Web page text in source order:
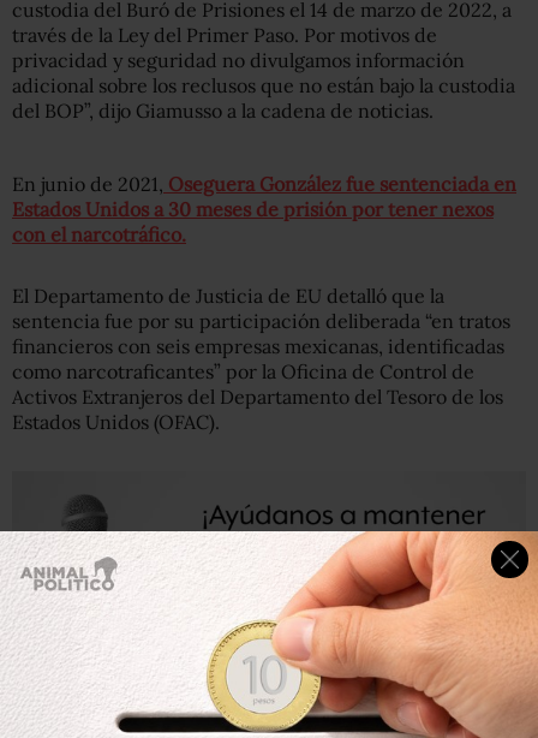
custodia del Buró de Prisiones el 14 de marzo de 2022, a
través de la Ley del Primer Paso. Por motivos de
privacidad y seguridad no divulgamos información
adicional sobre los reclusos que no están bajo la custodia
del BOP”, dijo Giamusso a la cadena de noticias.
En junio de 2021, Oseguera González fue sentenciada en
Estados Unidos a 30 meses de prisión por tener nexos
con el narcotráfico.
El Departamento de Justicia de EU detalló que la
sentencia fue por su participación deliberada “en tratos
financieros con seis empresas mexicanas, identificadas
como narcotraficantes” por la Oficina de Control de
Activos Extranjeros del Departamento del Tesoro de los
Estados Unidos (OFAC).